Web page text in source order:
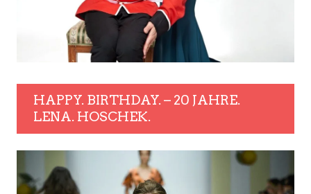
HAPPY. BIRTHDAY. – 20 JAHRE.
LENA. HOSCHEK.